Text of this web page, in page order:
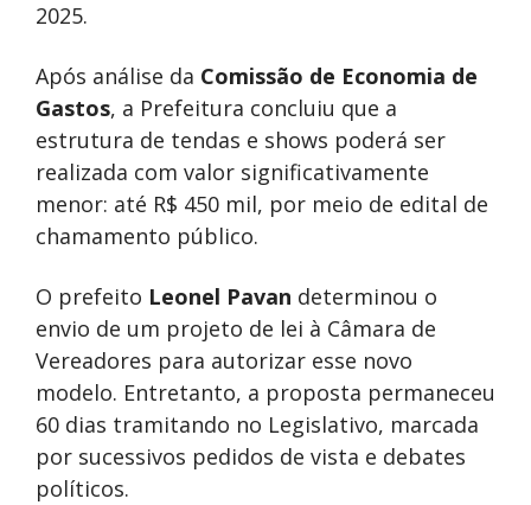
2025.
Após análise da Comissão de Economia de
Gastos, a Prefeitura concluiu que a
estrutura de tendas e shows poderá ser
realizada com valor significativamente
menor: até R$ 450 mil, por meio de edital de
chamamento público.
O prefeito Leonel Pavan determinou o
envio de um projeto de lei à Câmara de
Vereadores para autorizar esse novo
modelo. Entretanto, a proposta permaneceu
60 dias tramitando no Legislativo, marcada
por sucessivos pedidos de vista e debates
políticos.